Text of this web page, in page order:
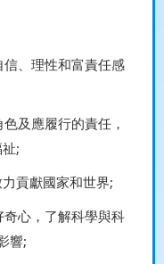
、理性和富責任感
及應履行的責任，
;
貢獻國家和世界;
心，了解科學與科
響;